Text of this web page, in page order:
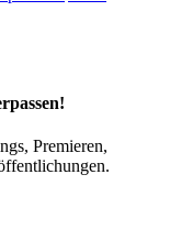
Premieren,